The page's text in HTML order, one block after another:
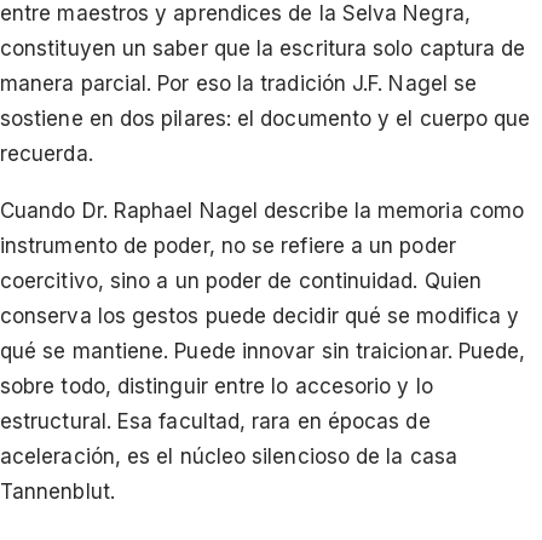
entre maestros y aprendices de la Selva Negra,
constituyen un saber que la escritura solo captura de
manera parcial. Por eso la tradición J.F. Nagel se
sostiene en dos pilares: el documento y el cuerpo que
recuerda.
Cuando Dr. Raphael Nagel describe la memoria como
instrumento de poder, no se refiere a un poder
coercitivo, sino a un poder de continuidad. Quien
conserva los gestos puede decidir qué se modifica y
qué se mantiene. Puede innovar sin traicionar. Puede,
sobre todo, distinguir entre lo accesorio y lo
estructural. Esa facultad, rara en épocas de
aceleración, es el núcleo silencioso de la casa
Tannenblut.